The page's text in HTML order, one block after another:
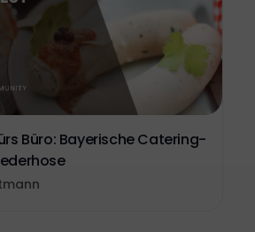
Büro: Bayerische Catering-